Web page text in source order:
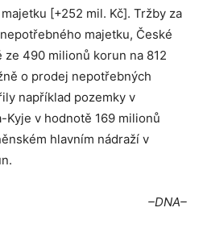
[+252 mil. Kč]. Tržby za
majetku, České
490 milionů korun na 812
o prodej nepotřebných
například pozemky v
Kyje v hodnotě 169 milionů
hlavním nádraží v
–DNA–